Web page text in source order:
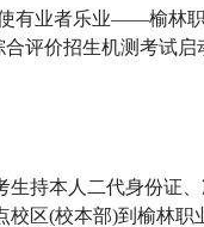
持本人二代身份证、
校区(校本部)到榆林职